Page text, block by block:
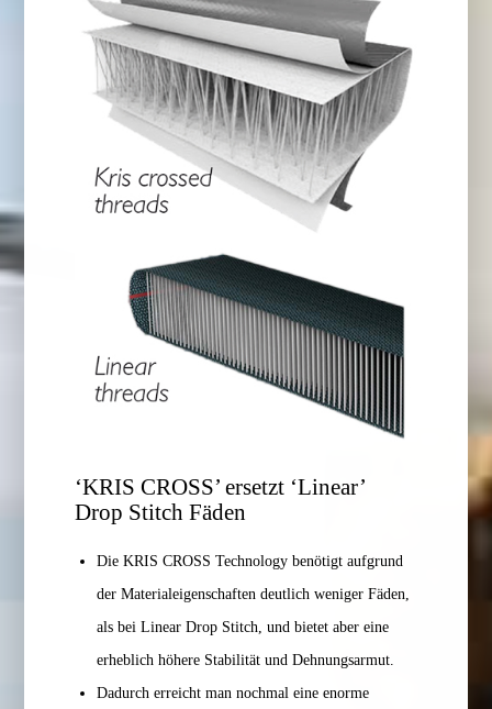
‘KRIS CROSS’ ersetzt ‘Linear’
Drop Stitch Fäden
Die KRIS CROSS Technology benötigt aufgrund
der Materialeigenschaften deutlich weniger Fäden,
als bei Linear Drop Stitch, und bietet aber eine
erheblich höhere Stabilität und Dehnungsarmut.
Dadurch erreicht man nochmal eine enorme